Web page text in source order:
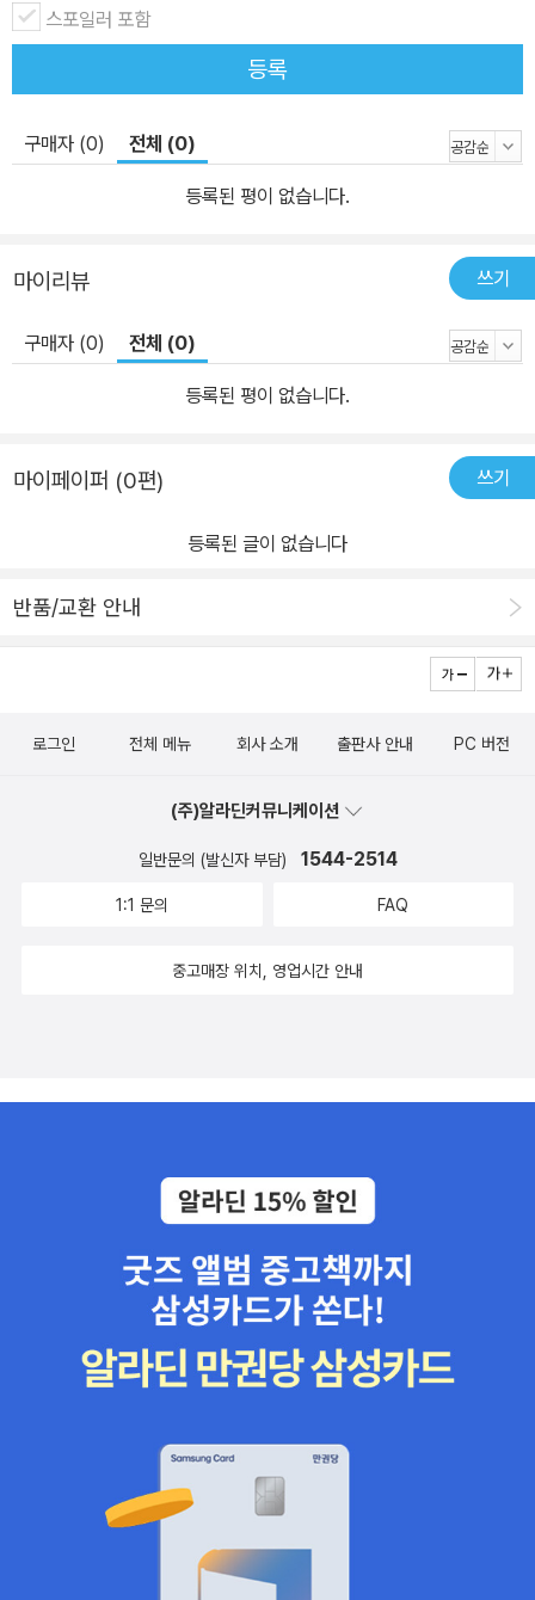
스포일러 포함
등록
구매자 (0) 전체 (0)
등록된 평이 없습니다.
마이리뷰 쓰기
구매자 (0) 전체 (0)
등록된 평이 없습니다.
마이페이퍼 (0편) 쓰기
등록된 글이 없습니다
반품/교환 안내
로그인 전체 메뉴 회사 소개 출판사 안내 PC 버전
(주)알라딘커뮤니케이션
일반문의 (발신자 부담) 1544-2514
1:1 문의 FAQ
중고매장 위치, 영업시간 안내